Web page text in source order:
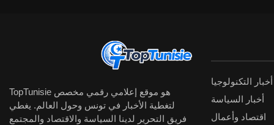
TopTunisie هو موقع إعلامي رقمي مخصص
لتغطية الأخبار في تونس وحول العالم. يغطي
فريق التحرير لدينا السياسة والاقتصاد والمجتمع
أخبار التكنولوجيا
أخبار السياسة
اقتصاد وأعمال